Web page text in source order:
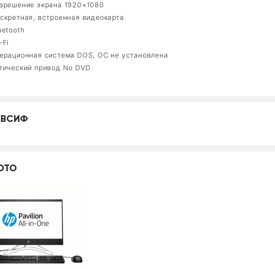
экрана 1920×1080
встроенная видеокарта
Fi
система DOS, ОС не установлена
привод No DVD